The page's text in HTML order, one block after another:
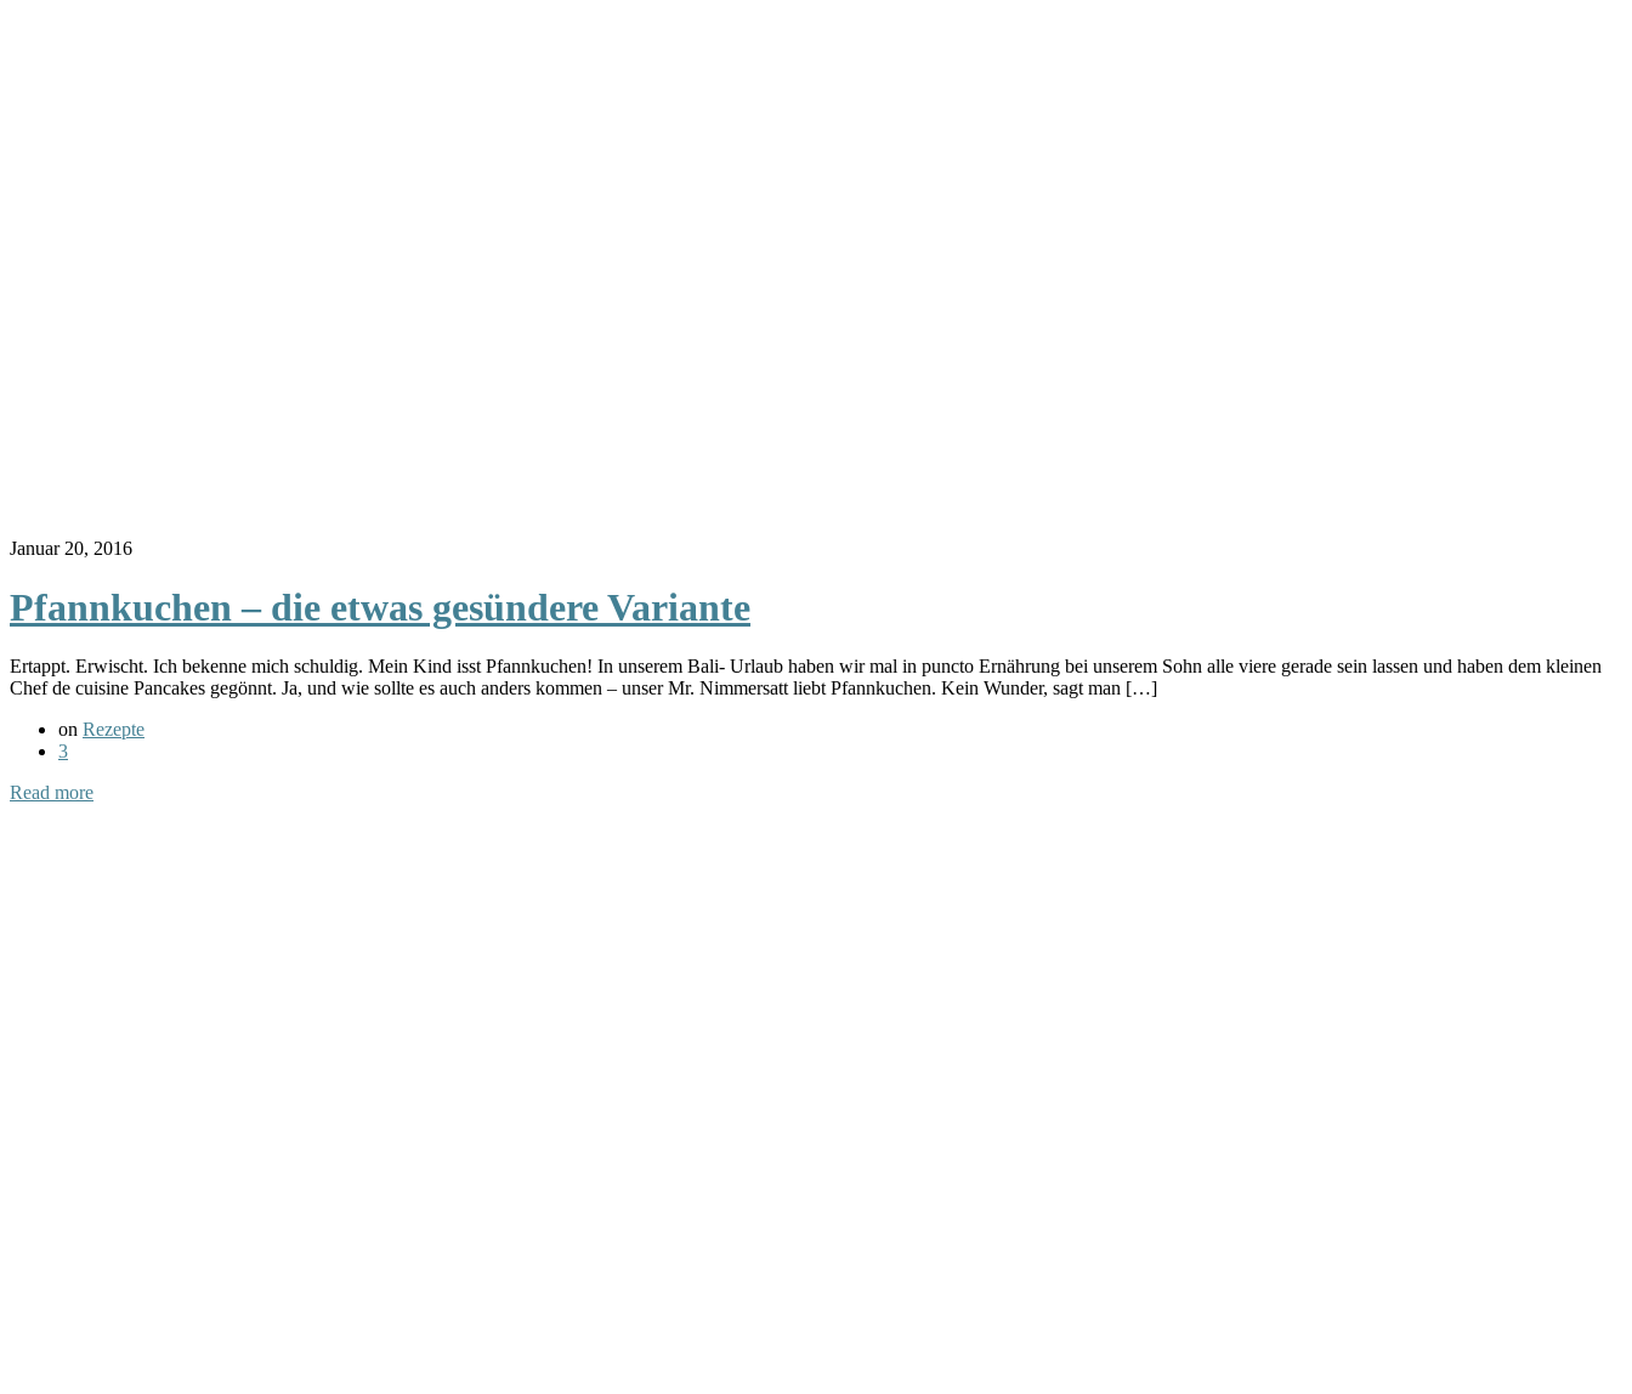
Januar 20, 2016
Pfannkuchen – die etwas gesündere Variante
Ertappt. Erwischt. Ich bekenne mich schuldig. Mein Kind isst Pfannkuchen! In unserem Bali- Urlaub haben wir mal in puncto Ernährung bei unserem Sohn alle viere gerade sein lassen und haben dem kleinen
Chef de cuisine Pancakes gegönnt. Ja, und wie sollte es auch anders kommen – unser Mr. Nimmersatt liebt Pfannkuchen. Kein Wunder, sagt man […]
on Rezepte
3
Read more